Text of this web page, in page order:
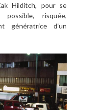
Hilditch, pour se
risquée,
génératrice d’un